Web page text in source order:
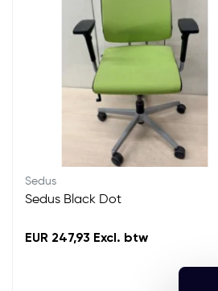
Sedus
Sedus Black Dot
EUR 247,93 Excl. btw